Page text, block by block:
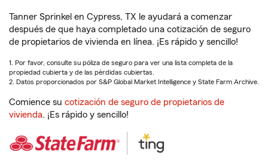
Tanner Sprinkel en Cypress, TX le ayudará a comenzar
después de que haya completado una cotización de seguro
de propietarios de vivienda en línea. ¡Es rápido y sencillo!
1. Por favor, consulte su póliza de seguro para ver una lista completa de la
propiedad cubierta y de las pérdidas cubiertas.
2. Datos proporcionados por S&P Global Market Intelligence y State Farm Archive.
Comience su cotización de seguro de propietarios de
vivienda. ¡Es rápido y sencillo!